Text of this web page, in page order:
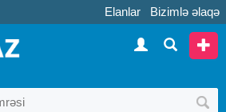
Elanlar Bizimlə əlaqə